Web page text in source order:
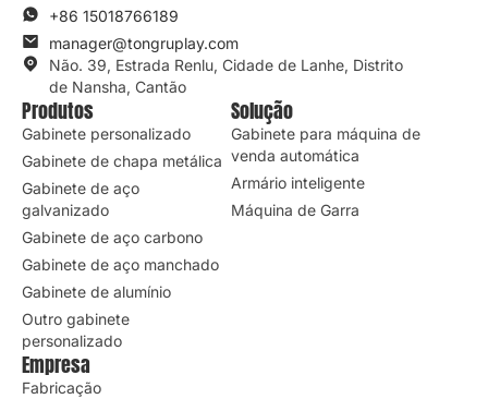
+86 15018766189
manager@tongruplay.com
Não. 39, Estrada Renlu, Cidade de Lanhe, Distrito
de Nansha, Cantão
Produtos
Gabinete personalizado
Gabinete de chapa metálica
Gabinete de aço
galvanizado
Gabinete de aço carbono
Gabinete de aço manchado
Gabinete de alumínio
Outro gabinete
personalizado
Solução
Gabinete para máquina de
venda automática
Armário inteligente
Máquina de Garra
Empresa
Fabricação